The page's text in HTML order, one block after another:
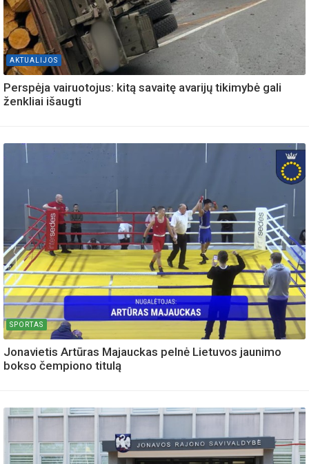
AKTUALIJOS
Perspėja vairuotojus: kitą savaitę avarijų tikimybė gali
ženkliai išaugti
SPORTAS
Jonavietis Artūras Majauckas pelnė Lietuvos jaunimo
bokso čempiono titulą